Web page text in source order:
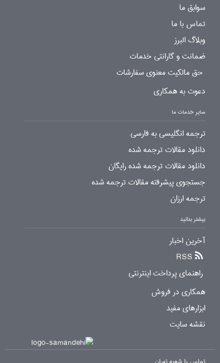
سوابق ما
تماس با ما
وبلاگ البرز
ضمانت و گارانتی خدمات
حق مالکیت معنوی سفارشات
دعوت به همکاری
سایر خدمات ما
ترجمه انگلیسی به فارسی
دانلود مقالات ترجمه شده
دانلود مقالات ترجمه شده رایگان
جستجوی پیشرفته مقالات ترجمه شده
ترجمه ارزان
بیشتر بدانید
آخرین اخبار
RSS
راهنمای پرداخت اینترنتی
همکاری در فروش
ابزارهای مفید
نقشه سایت